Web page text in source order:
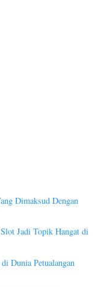
Dimaksud Dengan
Jadi Topik Hangat di
Dunia Petualangan